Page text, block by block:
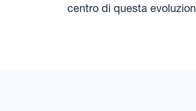
centro di questa